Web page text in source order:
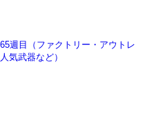
週目（ファクトリー・アウトレ
気武器など）